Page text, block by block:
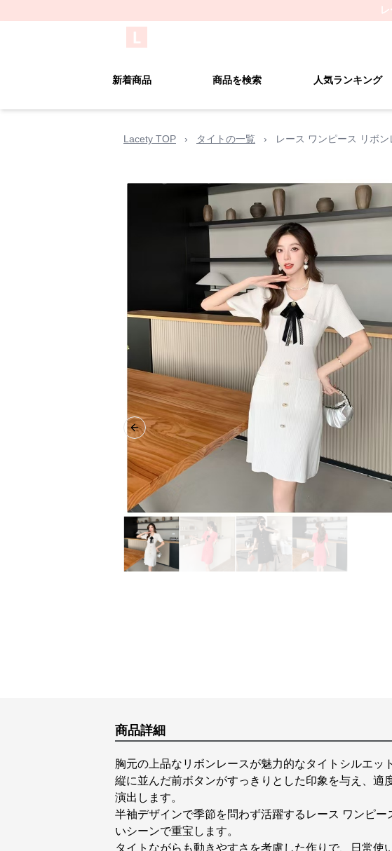
新着商品 商品を検索 人気ランキング
Lacety TOP › タイトの一覧 › レース ワンピース リボ
Previous slide
商品詳細
胸元の上品なリボンレースが魅力的なタイトシルエッ
縦に並んだ前ボタンがすっきりとした印象を与え、適
演出します。
半袖デザインで季節を問わず活躍するレース ワンピ
いシーンで重宝します。
タイトながらも動きやすさを考慮した作りで、日常使